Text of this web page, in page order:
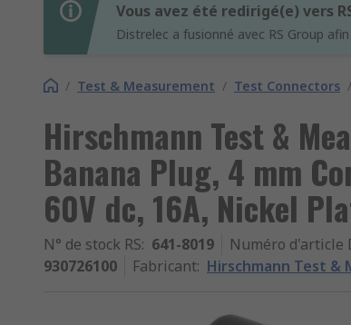
Vous avez été redirigé(e) vers
Distrelec a fusionné avec RS Group
/ Test & Measurement / Test Connectors /
Hirschmann Test &
Banana Plug, 4 mm
60V dc, 16A, Nickel
N° de stock RS: 641-8019 Numéro d'article
930726100
Fabricant: Hirschmann Test &